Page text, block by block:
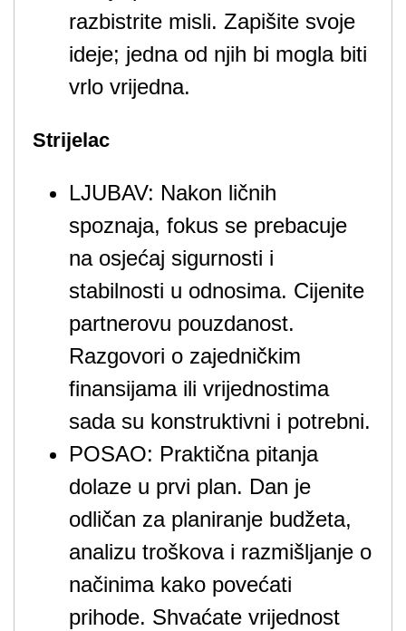
razbistrite misli. Zapišite svoje
ideje; jedna od njih bi mogla biti
vrlo vrijedna.
Strijelac
LJUBAV: Nakon ličnih
spoznaja, fokus se prebacuje
na osjećaj sigurnosti i
stabilnosti u odnosima. Cijenite
partnerovu pouzdanost.
Razgovori o zajedničkim
finansijama ili vrijednostima
sada su konstruktivni i potrebni.
POSAO: Praktična pitanja
dolaze u prvi plan. Dan je
odličan za planiranje budžeta,
analizu troškova i razmišljanje o
načinima kako povećati
prihode. Shvaćate vrijednost